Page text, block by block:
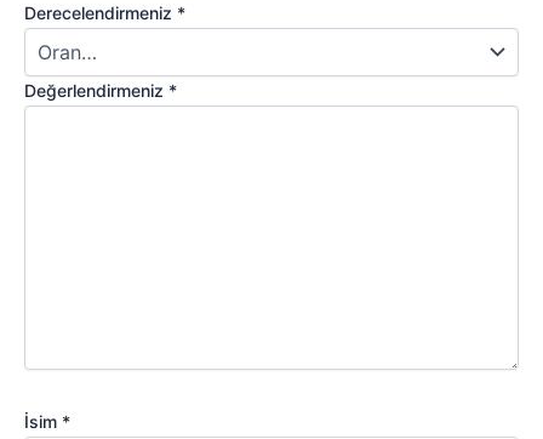
Derecelendirmeniz *
Değerlendirmeniz *
İsim *